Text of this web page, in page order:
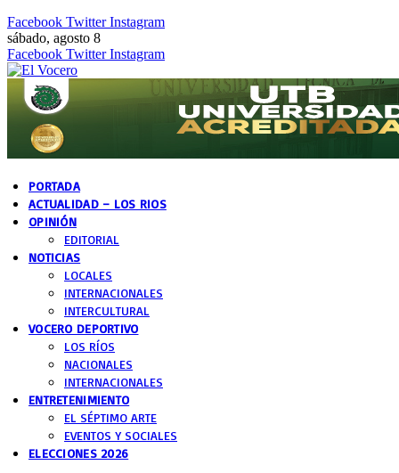
Facebook Twitter Instagram
sábado, agosto 8
Facebook Twitter Instagram
PORTADA
ACTUALIDAD – LOS RIOS
OPINIÓN
EDITORIAL
NOTICIAS
LOCALES
INTERNACIONALES
INTERCULTURAL
VOCERO DEPORTIVO
LOS RÍOS
NACIONALES
INTERNACIONALES
ENTRETENIMIENTO
EL SÉPTIMO ARTE
EVENTOS Y SOCIALES
ELECCIONES 2026